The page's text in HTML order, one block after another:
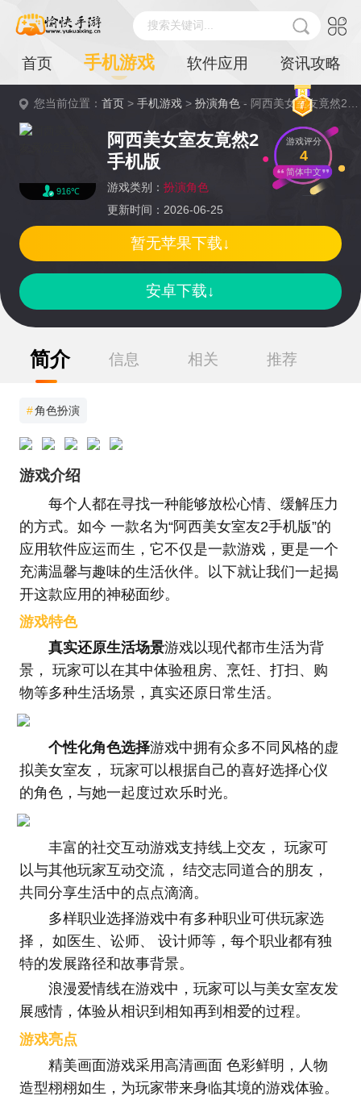
搜索关键词...
首页 手机游戏 软件应用 资讯攻略
您当前位置：首页 >手机游戏 >扮演角色 - 阿西美女室友竟然2手机版详情
916℃
阿西美女室友竟然2
手机版
游戏类别： 扮演角色
更新时间：2026-06-25
游戏评分
4
简体中文
安卓下载↓
暂无苹果下载↓
简介 信息 相关 推荐
#角色扮演
游戏介绍
每个人都在寻找一种能够放松心情、缓解压力
的方式。如今 一款名为“阿西美女室友2手机版”的
应用软件应运而生，它不仅是一款游戏，更是一个
充满温馨与趣味的生活伙伴。以下就让我们一起揭
开这款应用的神秘面纱。
游戏特色
真实还原生活场景游戏以现代都市生活为背
景， 玩家可以在其中体验租房、烹饪、打扫、购
物等多种生活场景，真实还原日常生活。
个性化角色选择游戏中拥有众多不同风格的虚
拟美女室友， 玩家可以根据自己的喜好选择心仪
的角色，与她一起度过欢乐时光。
丰富的社交互动游戏支持线上交友， 玩家可
以与其他玩家互动交流， 结交志同道合的朋友，
共同分享生活中的点点滴滴。
多样职业选择游戏中有多种职业可供玩家选
择， 如医生、讼师、 设计师等，每个职业都有独
特的发展路径和故事背景。
浪漫爱情线在游戏中，玩家可以与美女室友发
展感情，体验从相识到相知再到相爱的过程。
游戏亮点
精美画面游戏采用高清画面 色彩鲜明，人物
造型栩栩如生，为玩家带来身临其境的游戏体验。